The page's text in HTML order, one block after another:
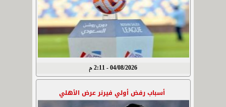
04/08/2026 - 2:11 م
أسباب رفض أولي فيرنر عرض الأهلي